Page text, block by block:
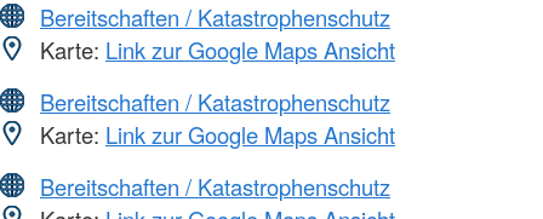
Bereitschaften / Katastrophenschutz
Karte: Link zur Google Maps Ansicht
Bereitschaften / Katastrophenschutz
Karte: Link zur Google Maps Ansicht
Bereitschaften / Katastrophenschutz